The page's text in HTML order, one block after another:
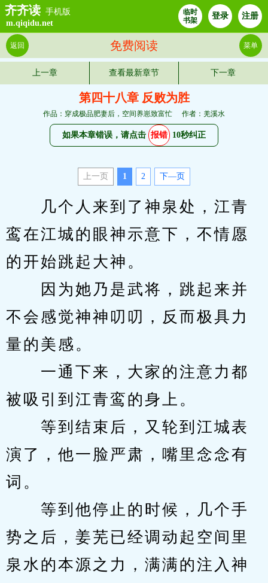
齐齐读 手机版
m.qiqidu.net
临时
书架
登录 注册
免费阅读
返回 菜单
上一章 查看最新章节 下一章
第四十八章 反败为胜
作品：穿成极品肥妻后，空间养崽致富忙 作者：羌溪水
如果本章错误，请点击 报错 10秒纠正
上一页 1 2 下—页
几个人来到了神泉处，江青
鸾在江城的眼神示意下，不情愿
的开始跳起大神。
因为她乃是武将，跳起来并
不会感觉神神叨叨，反而极具力
量的美感。
一通下来，大家的注意力都
被吸引到江青鸾的身上。
等到结束后，又轮到江城表
演了，他一脸严肃，嘴里念念有
词。
等到他停止的时候，几个手
势之后，姜芜已经调动起空间里
泉水的本源之力，满满的注入神